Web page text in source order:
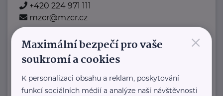
+420 224 971 111
mzcr@mzcr.cz
Nadační fond pro předčasně
narozené děti
Nadační fond pro předčasně
×
Maximální bezpečí pro vaše
soukromí a cookies
K personalizaci obsahu a reklam, poskytování
funkcí sociálních médií a analýze naší návštěvnosti